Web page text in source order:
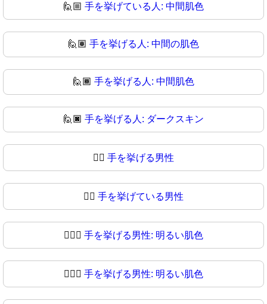
🙋🏼 手を挙げている人: 中間肌色
🙋🏽 手を挙げる人: 中間の肌色
🙋🏾 手を挙げる人: 中間肌色
🙋🏿 手を挙げる人: ダークスキン
🙋‍♂️ 手を挙げる男性
🙋‍♂ 手を挙げている男性
🙋🏻‍♂️ 手を挙げる男性: 明るい肌色
🙋🏻‍♂ 手を挙げる男性: 明るい肌色